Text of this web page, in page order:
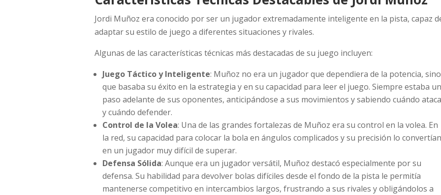
Jordi Muñoz era conocido por ser un jugador extremadamente inteligente en la pista, capaz
adaptar su estilo de juego a diferentes situaciones y rivales.
Algunas de las características técnicas más destacadas de su juego incluyen:
Juego Táctico y Inteligente: Muñoz no era un jugador que dependiera de la potencia, sino
que basaba su éxito en la estrategia y en su capacidad para leer el juego. Siempre estaba un
paso adelante de sus oponentes, anticipándose a sus movimientos y sabiendo cuándo
y cuándo defender.
Control de la Volea: Una de las grandes fortalezas de Muñoz era su control en la volea. En
la red, su capacidad para colocar la bola en ángulos complicados y su precisión lo convertían
en un jugador muy difícil de superar.
Defensa Sólida: Aunque era un jugador versátil, Muñoz destacó especialmente por su
defensa. Su habilidad para devolver bolas difíciles desde el fondo de la pista le permitía
mantenerse competitivo en intercambios largos, frustrando a sus rivales y obligándolos a